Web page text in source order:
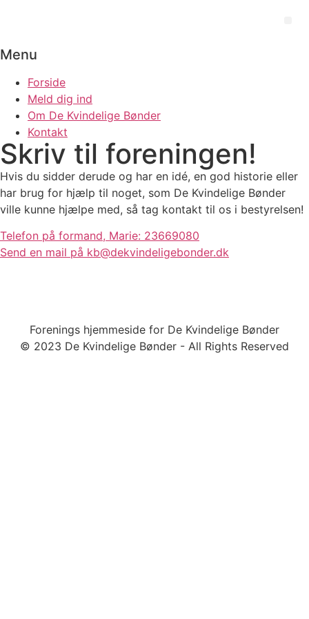
Menu
Forside
Meld dig ind
Om De Kvindelige Bønder
Kontakt
Skriv til foreningen!
Hvis du sidder derude og har en idé, en god historie eller
har brug for hjælp til noget, som De Kvindelige Bønder
ville kunne hjælpe med, så tag kontakt til os i bestyrelsen!
Telefon på formand, Marie: 23669080
Send en mail på kb@dekvindeligebonder.dk
Forenings hjemmeside for De Kvindelige Bønder
© 2023 De Kvindelige Bønder - All Rights Reserved